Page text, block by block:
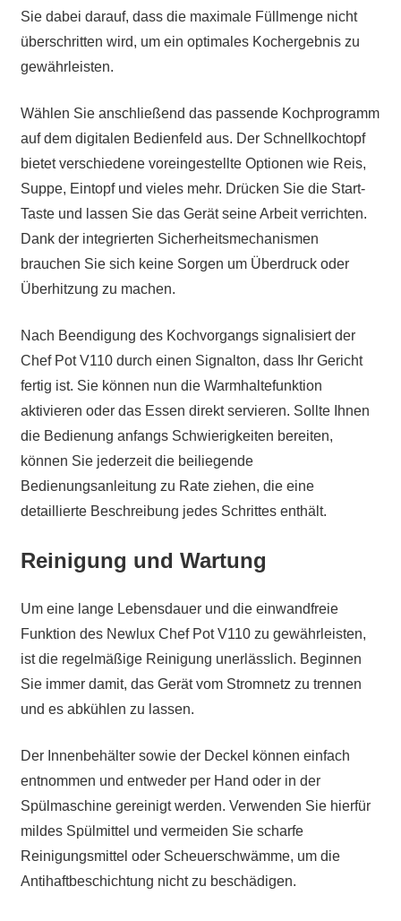
Sie dabei darauf, dass die maximale Füllmenge nicht
überschritten wird, um ein optimales Kochergebnis zu
gewährleisten.
Wählen Sie anschließend das passende Kochprogramm
auf dem digitalen Bedienfeld aus. Der Schnellkochtopf
bietet verschiedene voreingestellte Optionen wie Reis,
Suppe, Eintopf und vieles mehr. Drücken Sie die Start-
Taste und lassen Sie das Gerät seine Arbeit verrichten.
Dank der integrierten Sicherheitsmechanismen
brauchen Sie sich keine Sorgen um Überdruck oder
Überhitzung zu machen.
Nach Beendigung des Kochvorgangs signalisiert der
Chef Pot V110 durch einen Signalton, dass Ihr Gericht
fertig ist. Sie können nun die Warmhaltefunktion
aktivieren oder das Essen direkt servieren. Sollte Ihnen
die Bedienung anfangs Schwierigkeiten bereiten,
können Sie jederzeit die beiliegende
Bedienungsanleitung zu Rate ziehen, die eine
detaillierte Beschreibung jedes Schrittes enthält.
Reinigung und Wartung
Um eine lange Lebensdauer und die einwandfreie
Funktion des Newlux Chef Pot V110 zu gewährleisten,
ist die regelmäßige Reinigung unerlässlich. Beginnen
Sie immer damit, das Gerät vom Stromnetz zu trennen
und es abkühlen zu lassen.
Der Innenbehälter sowie der Deckel können einfach
entnommen und entweder per Hand oder in der
Spülmaschine gereinigt werden. Verwenden Sie hierfür
mildes Spülmittel und vermeiden Sie scharfe
Reinigungsmittel oder Scheuerschwämme, um die
Antihaftbeschichtung nicht zu beschädigen.